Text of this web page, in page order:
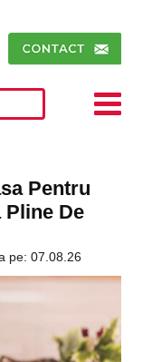
Pentru
Pline De
pe: 07.08.26